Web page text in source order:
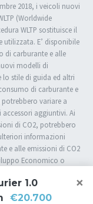
×
1.0
€20.700
2018, i veicoli nuovi
(Worldwide
WLTP sostituisce il
utilizzata. E’ disponibile
di carburante e alle
modelli di
stile di guida ed altri
di carburante e
variare a
aggiuntivi. Ai
di CO2, potrebbero
informazioni
e alle emissioni di CO2
Economico o